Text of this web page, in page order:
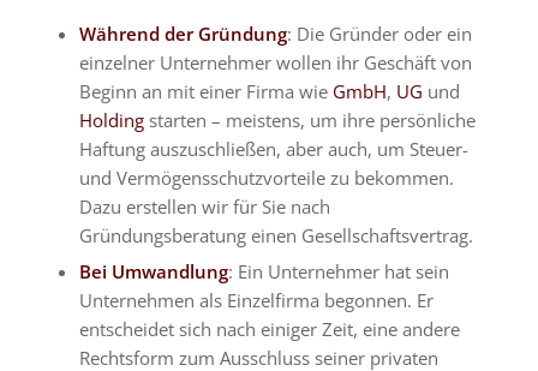
Während der Gründung: Die Gründer oder ein
einzelner Unternehmer wollen ihr Geschäft von
Beginn an mit einer Firma wie GmbH, UG und
Holding starten – meistens, um ihre persönliche
Haftung auszuschließen, aber auch, um Steuer-
und Vermögensschutzvorteile zu bekommen.
Dazu erstellen wir für Sie nach
Gründungsberatung einen Gesellschaftsvertrag.
Bei Umwandlung: Ein Unternehmer hat sein
Unternehmen als Einzelfirma begonnen. Er
entscheidet sich nach einiger Zeit, eine andere
Rechtsform zum Ausschluss seiner privaten